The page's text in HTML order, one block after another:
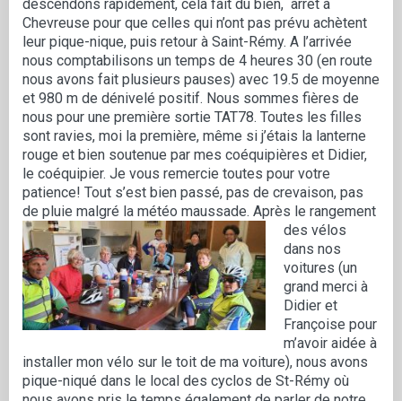
descendons rapidement, cela fait du bien, arrêt à
Chevreuse pour que celles qui n’ont pas prévu achètent
leur pique-nique, puis retour à Saint-Rémy. A l’arrivée
nous comptabilisons un temps de 4 heures 30 (en route
nous avons fait plusieurs pauses) avec 19.5 de moyenne
et 980 m de dénivelé positif. Nous sommes fières de
nous pour une première sortie TAT78. Toutes les filles
sont ravies, moi la première, même si j’étais la lanterne
rouge et bien soutenue par mes coéquipières et Didier,
le coéquipier. Je vous remercie toutes pour votre
patience! Tout s’est bien passé, pas de crevaison, pas
de pluie malgré la météo maussade. Après le rangement
des vélos
dans nos
voitures (un
grand merci à
Didier et
Françoise pour
m’avoir aidée à
installer mon vélo sur le toit de ma voiture), nous avons
pique-niqué dans le local des cyclos de St-Rémy où